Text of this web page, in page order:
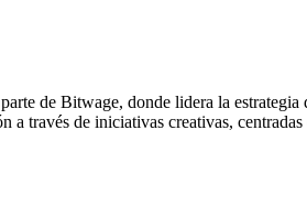
de Bitwage, donde lidera la estrategia
través de iniciativas creativas,